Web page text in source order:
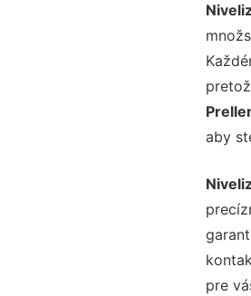
aby
pre